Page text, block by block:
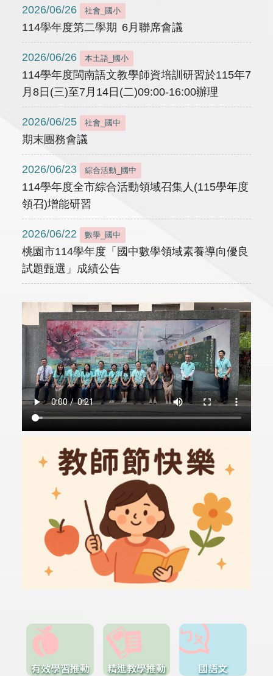
2026/06/26 社會_國小
114學年度第二學期 6月聯席會議
2026/06/26 本土語_國小
114學年度閩南語文教學師資培訓研習於115年7
月8日(三)至7月14日(二)09:00-16:00辦理
2026/06/25 社會_國中
期末團務會議
2026/06/23 綜合活動_國中
114學年度全市綜合活動領域召集人(115學年度
領召)增能研習
2026/06/22 數學_國中
桃園市114學年度「國中數學領域素養導向優良
試題甄選」成績公告
有效學習推動 精進教學推動 國語文